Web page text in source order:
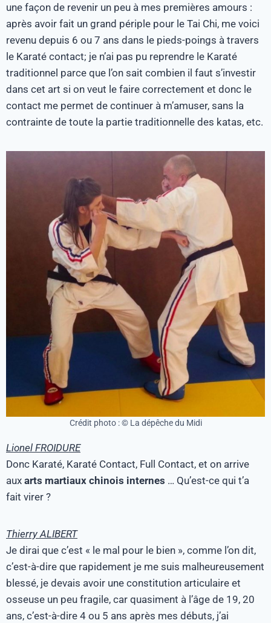
une façon de revenir un peu à mes premières amours :
après avoir fait un grand périple pour le Tai Chi, me voici
revenu depuis 6 ou 7 ans dans le pieds-poings à travers
le Karaté contact; je n’ai pas pu reprendre le Karaté
traditionnel parce que l’on sait combien il faut s’investir
dans cet art si on veut le faire correctement et donc le
contact me permet de continuer à m’amuser, sans la
contrainte de toute la partie traditionnelle des katas, etc.
Crédit photo : © La dépêche du Midi
Lionel FROIDURE
Donc Karaté, Karaté Contact, Full Contact, et on arrive
aux arts martiaux chinois internes … Qu’est-ce qui t’a
fait virer ?
Thierry ALIBERT
Je dirai que c’est « le mal pour le bien », comme l’on dit,
c’est-à-dire que rapidement je me suis malheureusement
blessé, je devais avoir une constitution articulaire et
osseuse un peu fragile, car quasiment à l’âge de 19, 20
ans, c’est-à-dire 4 ou 5 ans après mes débuts, j’ai